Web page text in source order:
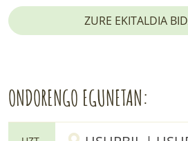
ZURE EKITALDIA
ONDORENGO EGUNETAN: